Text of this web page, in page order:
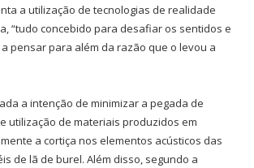
a utilização de tecnologias de realidade
“tudo concebido para desafiar os sentidos e
pensar para além da razão que o levou a
a intenção de minimizar a pegada de
utilização de materiais produzidos em
a cortiça nos elementos acústicos das
de lã de burel. Além disso, segundo a